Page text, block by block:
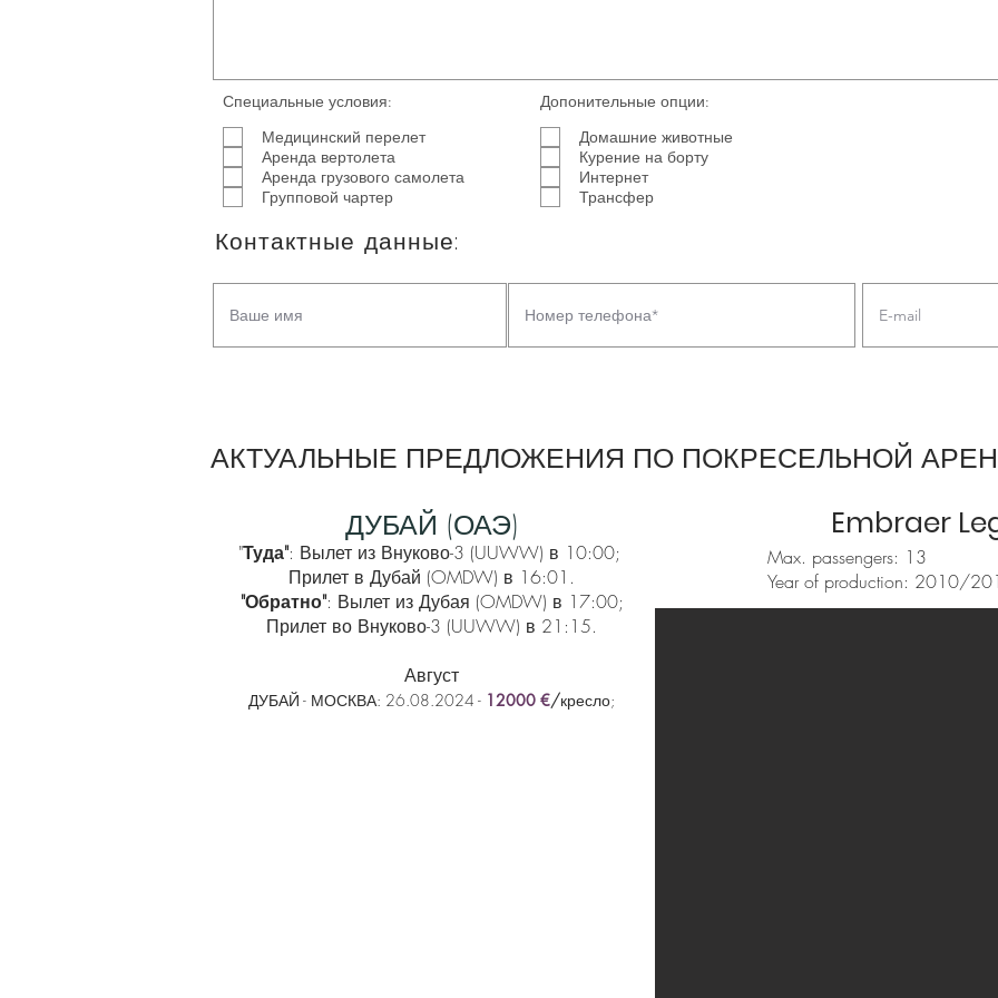
Специальные условия:
Медицинский перелет
Аренда вертолета
Аренда грузового самолета
Групповой чартер
Допонительные опции:
Домашние животные
Курение на борту
Интернет
Трансфер
Контактные данные:
АКТУАЛЬНЫЕ ПРЕДЛОЖЕНИЯ ПО ПОКРЕСЕЛЬНОЙ
ДУБАЙ (ОАЭ)
"Туда": Вылет из Внуково-3 (UUWW) в 10:00;
Прилет в Дубай (OMDW) в 16:01.
"Обратно": Вылет из Дубая (OMDW) в 17:00;
Прилет во Внуково-3 (UUWW) в 21:15.
Август
ДУБАЙ - МОСКВА: 26.08.2024 - 12000 €/кресло;
Embraer
Max. passengers: 13
Year of production: 2010/